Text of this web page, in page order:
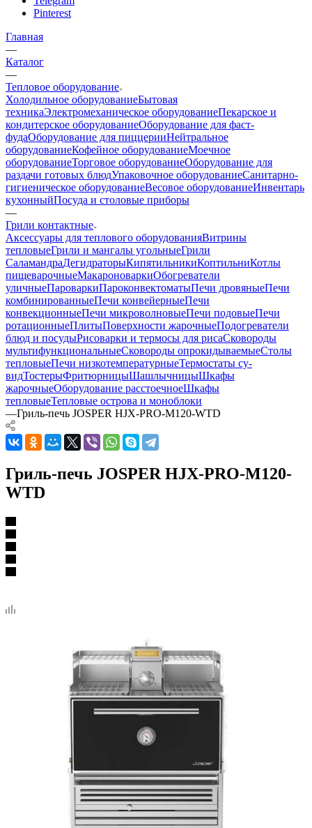
Pinterest
Главная
—
Каталог
—
Тепловое оборудование
Холодильное оборудованиеБытовая
техникаЭлектромеханическое оборудованиеПекарское и
кондитерское оборудованиеОборудование для фаст-
фудаОборудование для пиццерииНейтральное
оборудованиеКофейное оборудованиеМоечное
оборудованиеТорговое оборудованиеОборудование для
раздачи готовых блюдУпаковочное оборудованиеСанитарно-
гигиеническое оборудованиеВесовое оборудованиеИнвентарь
кухонныйПосуда и столовые приборы
—
Грили контактные
Аксессуары для теплового оборудованияВитрины
тепловыеГрили и мангалы угольныеГрили
СаламандраДегидраторыКипятильникиКоптильниКотлы
пищеварочныеМакароноваркиОбогреватели
уличныеПароваркиПароконвектоматыПечи дровяныеПечи
комбинированныеПечи конвейерныеПечи
конвекционныеПечи микроволновыеПечи подовыеПечи
ротационныеПлитыПоверхности жарочныеПодогреватели
блюд и посудыРисоварки и термосы для рисаСковороды
мультифункциональныеСковороды опрокидываемыеСтолы
тепловыеПечи низкотемпературныеТермостаты су-
видТостерыФритюрницыШашлычницыШкафы
жарочныеОборудование расстоечноеШкафы
тепловыеТепловые острова и моноблоки
—Гриль-печь JOSPER HJX-PRO-M120-WTD
Гриль-печь JOSPER HJX-PRO-M120-
WTD